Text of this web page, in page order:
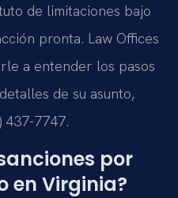
de limitaciones bajo
pronta. Law Offices
a entender los pasos
de su asunto,
437-7747.
por
en Virginia?